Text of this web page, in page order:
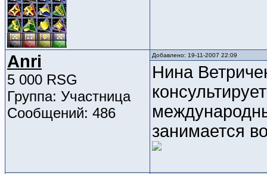
Anri
5 000 RSG
Группа: Участница
Сообщений: 486
Добавлено: 19-11-2007 22:09
Нина
занимается